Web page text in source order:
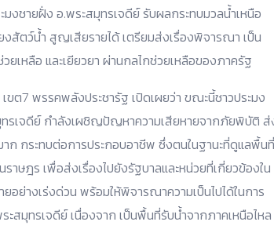
งชายฝั่ง อ.พระสมุทรเจดีย์ รับผลกระทบมวลน้ำเหนือ
สัตว์น้ำ สูญเสียรายได้ เตรียมส่งเรื่องพิจารณา เป็น
เหลือ และเยียวยา ผ่านกลไกช่วยเหลือของภาครัฐ
ต7 พรรคพลังประชารัฐ เปิดเผยว่า ขณะนี้ชาวประมง
รเจดีย์ กำลังเผชิญปัญหาความเสียหายจากภัยพิบัติ ส่
ก กระทบต่อการประกอบอาชีพ ซึ่งตนในฐานะที่ดูแลพื้นที่
าษฎร เพื่อส่งเรื่องไปยังรัฐบาลและหน่วยที่เกี่ยวข้องใน
ยอย่างเร่งด่วน พร้อมให้พิจารณาความเป็นไปได้ในการ
สมุทรเจดีย์ เนื่องจาก เป็นพื้นที่รับน้ำจากภาคเหนือไหล